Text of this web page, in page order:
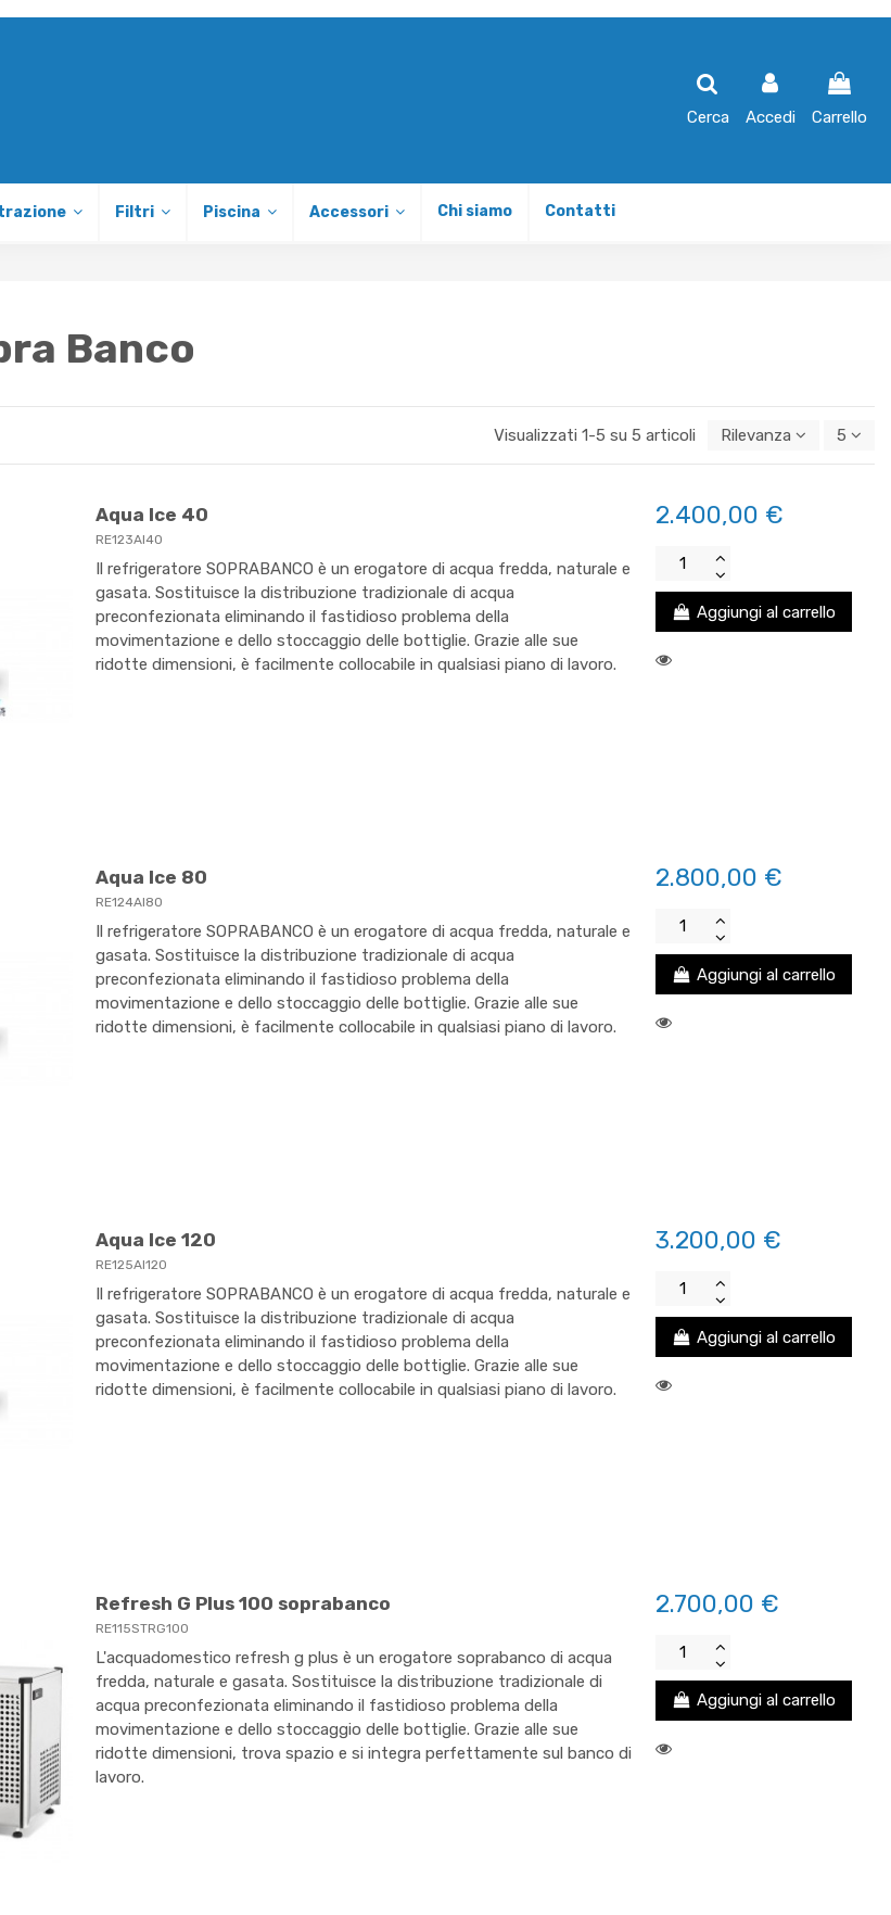
Cerca Accedi Carrello
Filtri Piscina Accessori Chi siamo Contatti
Banco
Visualizzati 1-5 su 5 articoli Rilevanza 5
Aqua Ice 40
RE123AI40
Il refrigeratore SOPRABANCO è un erogatore di acqua fredda, naturale e
gasata. Sostituisce la distribuzione tradizionale di acqua
preconfezionata eliminando il fastidioso problema della
movimentazione e dello stoccaggio delle bottiglie. Grazie alle sue
ridotte dimensioni, è facilmente collocabile in qualsiasi piano di lavoro.
2.400,00 €
Aggiungi al carrello
Aqua Ice 80
RE124AI80
Il refrigeratore SOPRABANCO è un erogatore di acqua fredda, naturale e
gasata. Sostituisce la distribuzione tradizionale di acqua
preconfezionata eliminando il fastidioso problema della
movimentazione e dello stoccaggio delle bottiglie. Grazie alle sue
ridotte dimensioni, è facilmente collocabile in qualsiasi piano di lavoro.
2.800,00 €
Aggiungi al carrello
Aqua Ice 120
RE125AI120
Il refrigeratore SOPRABANCO è un erogatore di acqua fredda, naturale e
gasata. Sostituisce la distribuzione tradizionale di acqua
preconfezionata eliminando il fastidioso problema della
movimentazione e dello stoccaggio delle bottiglie. Grazie alle sue
ridotte dimensioni, è facilmente collocabile in qualsiasi piano di lavoro.
3.200,00 €
Aggiungi al carrello
Refresh G Plus 100 soprabanco
RE115STRG100
L'acquadomestico refresh g plus è un erogatore soprabanco di acqua
fredda, naturale e gasata. Sostituisce la distribuzione tradizionale di
acqua preconfezionata eliminando il fastidioso problema della
movimentazione e dello stoccaggio delle bottiglie. Grazie alle sue
ridotte dimensioni, trova spazio e si integra perfettamente sul banco di
lavoro.
2.700,00 €
Aggiungi al carrello